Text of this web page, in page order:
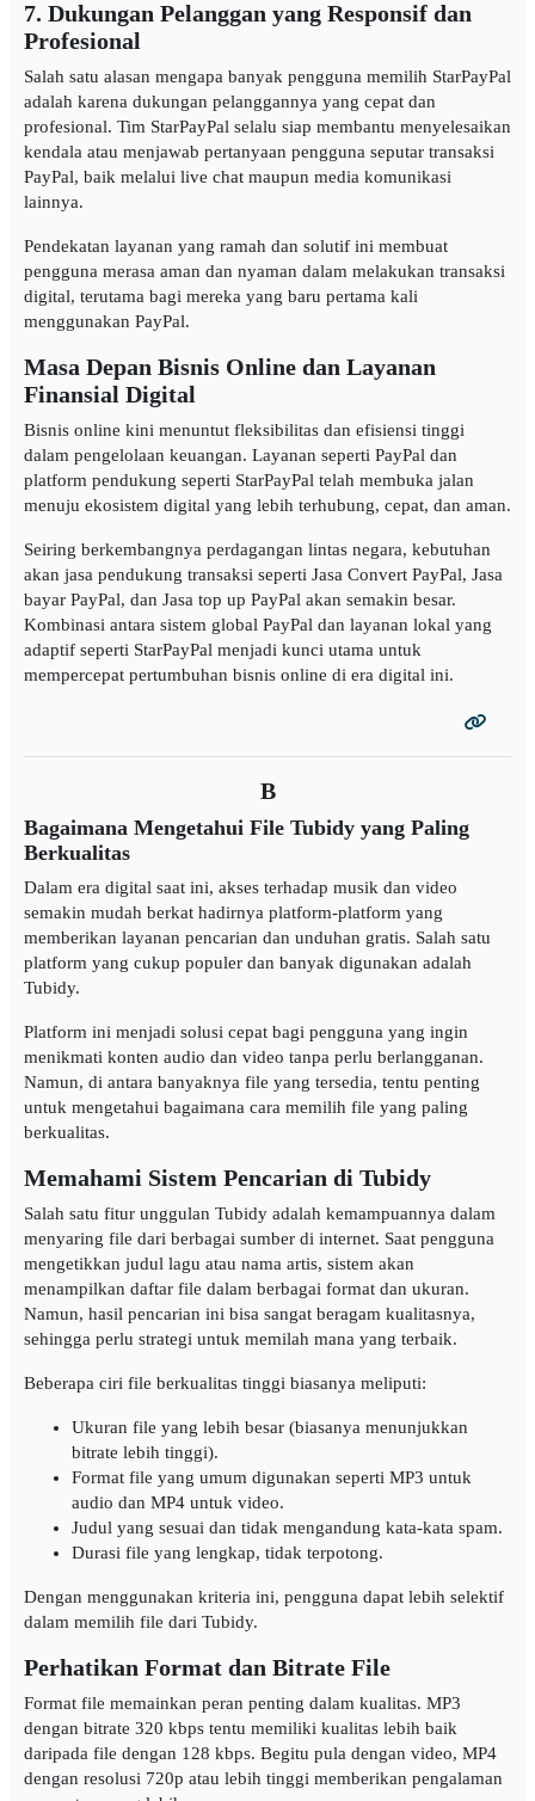
7. Dukungan Pelanggan yang Responsif dan
Profesional
Salah satu alasan mengapa banyak pengguna memilih StarPayPal
adalah karena dukungan pelanggannya yang cepat dan
profesional. Tim StarPayPal selalu siap membantu menyelesaikan
kendala atau menjawab pertanyaan pengguna seputar transaksi
PayPal, baik melalui live chat maupun media komunikasi
lainnya.
Pendekatan layanan yang ramah dan solutif ini membuat
pengguna merasa aman dan nyaman dalam melakukan transaksi
digital, terutama bagi mereka yang baru pertama kali
menggunakan PayPal.
Masa Depan Bisnis Online dan Layanan
Finansial Digital
Bisnis online kini menuntut fleksibilitas dan efisiensi tinggi
dalam pengelolaan keuangan. Layanan seperti PayPal dan
platform pendukung seperti StarPayPal telah membuka jalan
menuju ekosistem digital yang lebih terhubung, cepat, dan aman.
Seiring berkembangnya perdagangan lintas negara, kebutuhan
akan jasa pendukung transaksi seperti Jasa Convert PayPal, Jasa
bayar PayPal, dan Jasa top up PayPal akan semakin besar.
Kombinasi antara sistem global PayPal dan layanan lokal yang
adaptif seperti StarPayPal menjadi kunci utama untuk
mempercepat pertumbuhan bisnis online di era digital ini.
B
Bagaimana Mengetahui File Tubidy yang Paling
Berkualitas
Dalam era digital saat ini, akses terhadap musik dan video
semakin mudah berkat hadirnya platform-platform yang
memberikan layanan pencarian dan unduhan gratis. Salah satu
platform yang cukup populer dan banyak digunakan adalah
Tubidy.
Platform ini menjadi solusi cepat bagi pengguna yang ingin
menikmati konten audio dan video tanpa perlu berlangganan.
Namun, di antara banyaknya file yang tersedia, tentu penting
untuk mengetahui bagaimana cara memilih file yang paling
berkualitas.
Memahami Sistem Pencarian di Tubidy
Salah satu fitur unggulan Tubidy adalah kemampuannya dalam
menyaring file dari berbagai sumber di internet. Saat pengguna
mengetikkan judul lagu atau nama artis, sistem akan
menampilkan daftar file dalam berbagai format dan ukuran.
Namun, hasil pencarian ini bisa sangat beragam kualitasnya,
sehingga perlu strategi untuk memilah mana yang terbaik.
Beberapa ciri file berkualitas tinggi biasanya meliputi:
Ukuran file yang lebih besar (biasanya menunjukkan
bitrate lebih tinggi).
Format file yang umum digunakan seperti MP3 untuk
audio dan MP4 untuk video.
Judul yang sesuai dan tidak mengandung kata-kata spam.
Durasi file yang lengkap, tidak terpotong.
Dengan menggunakan kriteria ini, pengguna dapat lebih selektif
dalam memilih file dari Tubidy.
Perhatikan Format dan Bitrate File
Format file memainkan peran penting dalam kualitas. MP3
dengan bitrate 320 kbps tentu memiliki kualitas lebih baik
daripada file dengan 128 kbps. Begitu pula dengan video, MP4
dengan resolusi 720p atau lebih tinggi memberikan pengalaman